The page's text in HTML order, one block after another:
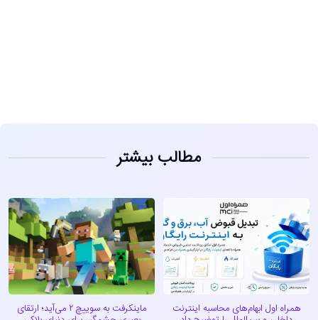
مطالب بیشتر
همراه اول ابهام‌های محاسبه اینترنت ماینکرفت به سوییچ ۲ می‌آید؛ ارتقای